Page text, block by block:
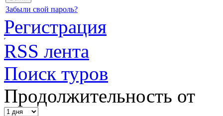
Забыли свой пароль?
Регистрация
RSS лента
Поиск туров
Продолжительность от